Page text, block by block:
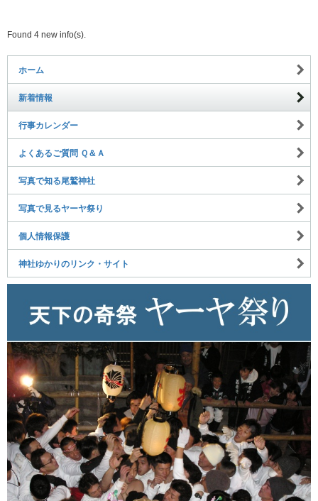
Found 4 new info(s).
ホーム
新着情報
行事カレンダー
よくあるご質問 Ｑ＆Ａ
写真で知る尾鷲神社
写真で見るヤーヤ祭り
個人情報保護
神社ゆかりのリンク・サイト